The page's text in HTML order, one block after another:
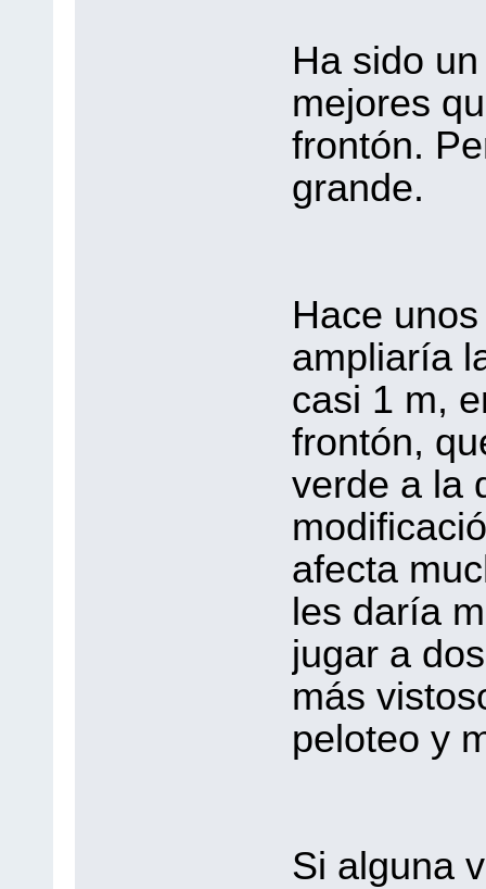
Ha sido
mejores
frontón.
grande.
Hace
ampliaría
casi 1 m,
frontón,
verde a la
afecta
les daría
jugar a
más
peloteo y
Si alguna